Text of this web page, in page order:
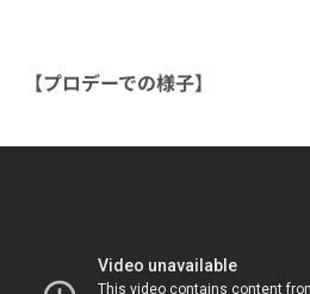
【プロデーでの様子】